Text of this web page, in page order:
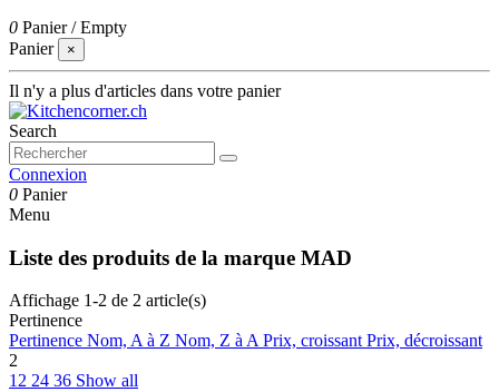
0 Panier /Empty
Panier
×
Il n'y a plus d'articles dans votre panier
Search
Connexion
0 Panier
Menu
Liste des produits de la marque MAD
Affichage 1-2 de 2 article(s)
Pertinence
Pertinence Nom, A à Z Nom, Z à APrix, croissantPrix, décroissant
2
12 24 36 Show all